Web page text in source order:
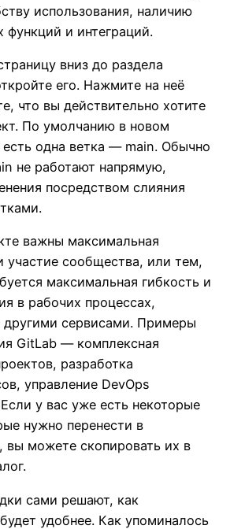
использования, наличию
функций и интеграций.
вниз до раздела
его. Нажмите на неё
что вы действительно хотите
По умолчанию в новом
есть одна ветка — main. Обычно
не работают напрямую,
посредством слияния
важны максимальная
участие сообщества, или тем,
максимальная гибкость и
в рабочих процессах,
другими сервисами. Примеры
GitLab — комплексная
разработка
управление DevOps
у вас уже есть некоторые
нужно перенести в
вы можете скопировать их в
сами решают, как
удобнее. Как упоминалось